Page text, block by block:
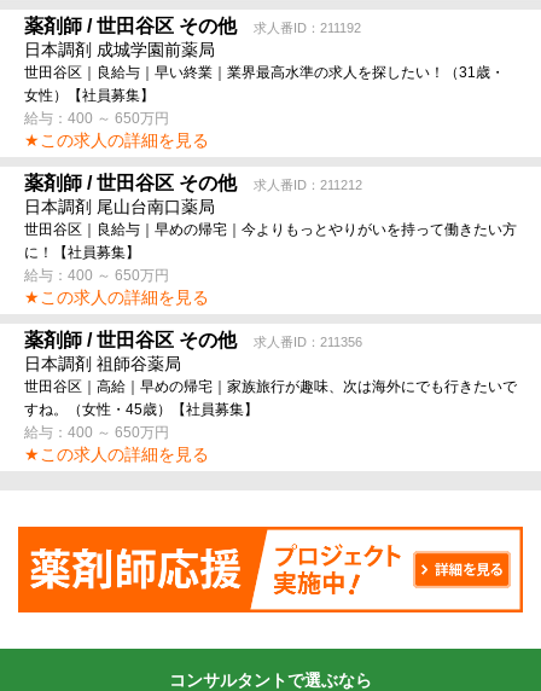
薬剤師 / 世田谷区 その他 求人番ID：211192
日本調剤 成城学園前薬局
世田谷区｜良給与｜早い終業｜業界最高水準の求人を探したい！（31歳・
女性）【社員募集】
給与：400 ～ 650万円
★この求人の詳細を見る
薬剤師 / 世田谷区 その他 求人番ID：211212
日本調剤 尾山台南口薬局
世田谷区｜良給与｜早めの帰宅｜今よりもっとやりがいを持って働きたい方
に！【社員募集】
給与：400 ～ 650万円
★この求人の詳細を見る
薬剤師 / 世田谷区 その他 求人番ID：211356
日本調剤 祖師谷薬局
世田谷区｜高給｜早めの帰宅｜家族旅行が趣味、次は海外にでも行きたいで
すね。（女性・45歳）【社員募集】
給与：400 ～ 650万円
★この求人の詳細を見る
コンサルタントで選ぶなら